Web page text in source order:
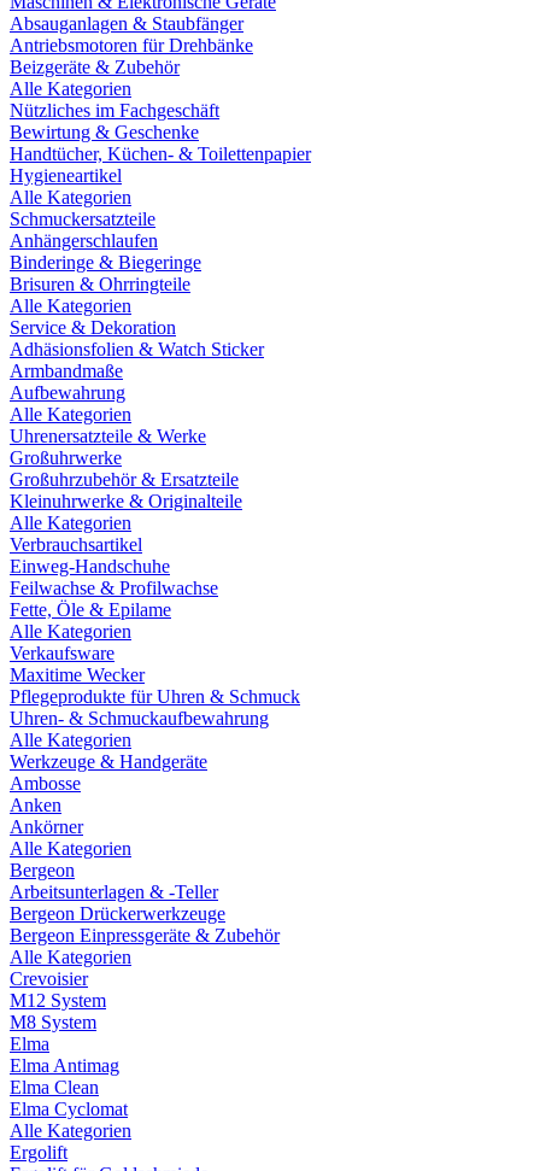
Absauganlagen & Staubfänger
Antriebsmotoren für Drehbänke
Beizgeräte & Zubehör
Alle Kategorien
Nützliches im Fachgeschäft
Bewirtung & Geschenke
Handtücher, Küchen- & Toilettenpapier
Hygieneartikel
Alle Kategorien
Schmuckersatzteile
Anhängerschlaufen
Binderinge & Biegeringe
Brisuren & Ohrringteile
Alle Kategorien
Service & Dekoration
Adhäsionsfolien & Watch Sticker
Armbandmaße
Aufbewahrung
Alle Kategorien
Uhrenersatzteile & Werke
Großuhrwerke
Großuhrzubehör & Ersatzteile
Kleinuhrwerke & Originalteile
Alle Kategorien
Verbrauchsartikel
Einweg-Handschuhe
Feilwachse & Profilwachse
Fette, Öle & Epilame
Alle Kategorien
Verkaufsware
Maxitime Wecker
Pflegeprodukte für Uhren & Schmuck
Uhren- & Schmuckaufbewahrung
Alle Kategorien
Werkzeuge & Handgeräte
Ambosse
Anken
Ankörner
Alle Kategorien
Bergeon
Arbeitsunterlagen & -Teller
Bergeon Drückerwerkzeuge
Bergeon Einpressgeräte & Zubehör
Alle Kategorien
Crevoisier
M12 System
M8 System
Elma
Elma Antimag
Elma Clean
Elma Cyclomat
Alle Kategorien
Ergolift